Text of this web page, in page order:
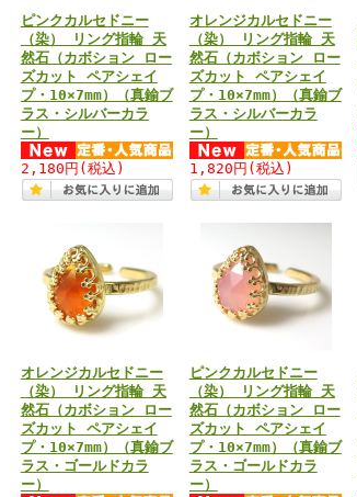
ピンクカルセドニー
（染） リング指輪 天
然石（カボション ロー
ズカット ペアシェイ
プ・10×7mm）（真鍮ブ
ラス・シルバーカラ
ー）
2,180円 (税込)
オレンジカルセドニー
（染） リング指輪 天
然石（カボション ロー
ズカット ペアシェイ
プ・10×7mm）（真鍮ブ
ラス・シルバーカラ
ー）
1,820円 (税込)
オレンジカルセドニー
（染） リング指輪 天
然石（カボション ロー
ズカット ペアシェイ
プ・10×7mm）（真鍮ブ
ラス・ゴールドカラ
ー）
ピンクカルセドニー
（染） リング指輪 天
然石（カボション ロー
ズカット ペアシェイ
プ・10×7mm）（真鍮ブ
ラス・ゴールドカラ
ー）